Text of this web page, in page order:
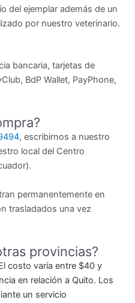
del ejemplar además de un
por nuestro veterinario.
bancaria, tarjetas de
BdP Wallet, PayPhone,
, escribirnos a nuestro
local del Centro
permanentemente en
trasladados una vez
provincias?
costo varía entre $40 y
en relación a Quito. Los
un servicio